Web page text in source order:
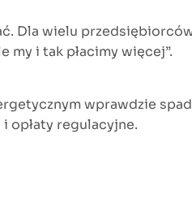
Dla wielu
i tak płacimy więcej”.
wprawdzie
opłaty regulacyjne.